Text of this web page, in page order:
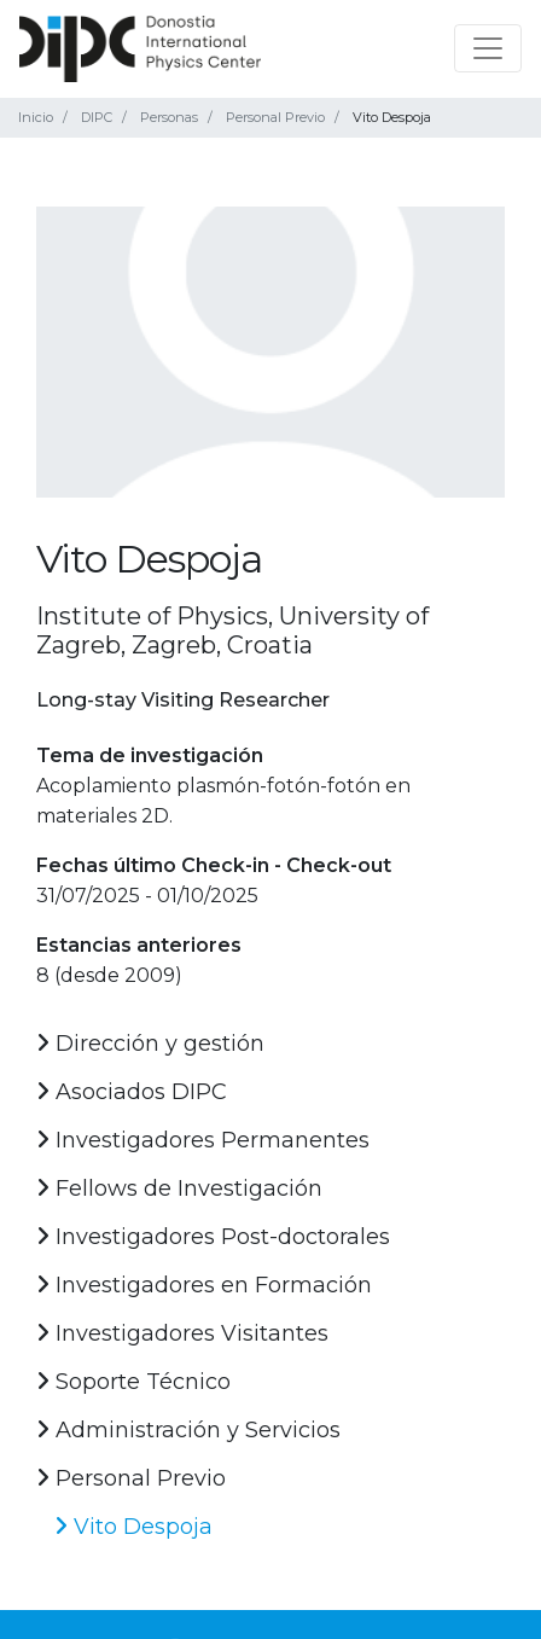
Inicio DIPC Personas Personal Previo Vito Despoja
Vito Despoja
Institute of Physics, University of
Zagreb, Zagreb, Croatia
Long-stay Visiting Researcher
Tema de investigación
Acoplamiento plasmón-fotón-fotón en
materiales 2D.
Fechas último Check-in - Check-out
31/07/2025 - 01/10/2025
Estancias anteriores
8 (desde 2009)
Dirección y gestión
Asociados DIPC
Investigadores Permanentes
Fellows de Investigación
Investigadores Post-doctorales
Investigadores en Formación
Investigadores Visitantes
Soporte Técnico
Administración y Servicios
Personal Previo
Vito Despoja